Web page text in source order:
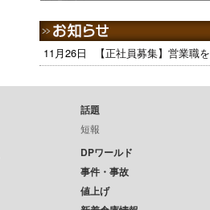
11月26日 【正社員募集】営業職
話題
短報
DPワールド
事件・事故
値上げ